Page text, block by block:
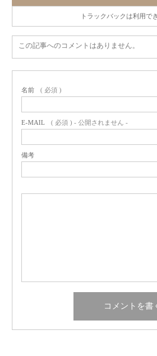
トラックバックは利用で
この記事へのコメントはありません。
名前 ( 必須 )
E-MAIL ( 必須 ) - 公開されません -
備考